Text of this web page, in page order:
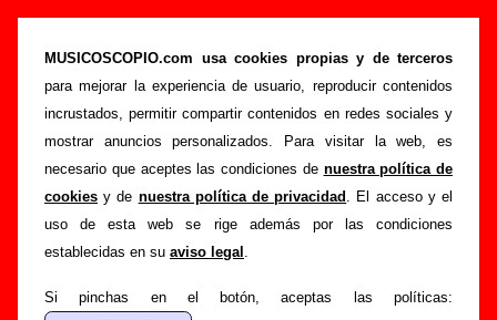
MUSICOSCOPIO.com usa cookies propias y de terceros
para mejorar la experiencia de usuario, reproducir contenidos
incrustados, permitir compartir contenidos en redes sociales y
mostrar anuncios personalizados. Para visitar la web, es
necesario que aceptes las condiciones de nuestra política de
cookies y de nuestra política de privacidad . El acceso y el
uso de esta web se rige además por las condiciones
establecidas en su aviso legal .
Si pinchas en el botón, aceptas las políticas:
“Outside all is white”, canción de Usura (Letra
e información)
Portada >Usura >Canciones >Outside all is white
Esta página pretende recopilar todo tipo de información
sobre lacanción "Outside all is white" interpretada por
Usura. Además de su letra, también aparecerá información
sobre el autor o los autores, sobre los discos en los que está
incluido este tema, sobre la grabación del mismo, sobre
tienes información adicional, puedes ayudar acompletar